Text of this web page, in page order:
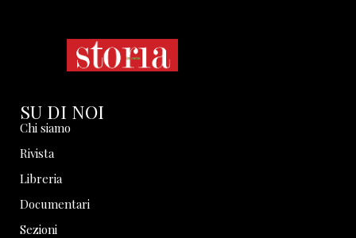
SU DI NOI
Chi siamo
Rivista
Libreria
Documentari
Sezioni